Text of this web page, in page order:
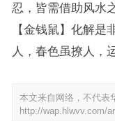
忍，皆需借助风水
【金钱鼠】化解是
人，春色虽撩人，
本文来自网络，不代表
http://wap.hlwvv.com/